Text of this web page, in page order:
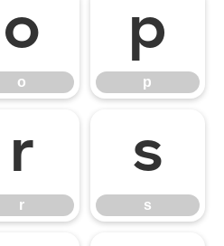
o
o
p
p
r
r
s
s